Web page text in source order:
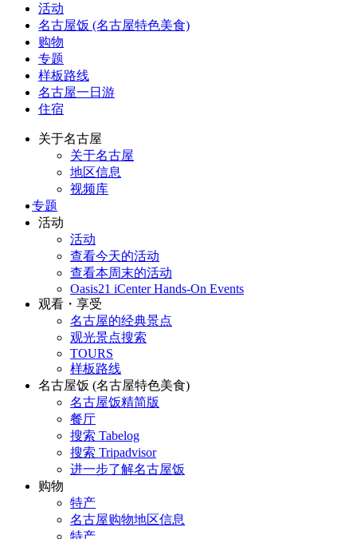
活动
名古屋饭 (名古屋特色美食)
购物
专题
样板路线
名古屋一日游
住宿
关于名古屋
关于名古屋
地区信息
视频库
专题
活动
活动
查看今天的活动
查看本周末的活动
Oasis21 iCenter Hands-On Events
观看・享受
名古屋的经典景点
观光景点搜索
TOURS
样板路线
名古屋饭 (名古屋特色美食)
名古屋饭精简版
餐厅
搜索 Tabelog
搜索 Tripadvisor
进一步了解名古屋饭
购物
特产
名古屋购物地区信息